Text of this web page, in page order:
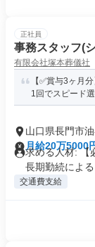
正社員
事務スタッフ(
有限会社塚本葬儀社
【✅賞与3ヶ月
1回でスピード
山口県長門市
月給20万5000
求める人材: 【
長期勤続による
交通費支給